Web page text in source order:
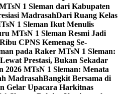
1 Sleman dari Kabupaten
MadrasahDari Ruang Kelas
1 Sleman Ikut Menulis
MTsN 1 Sleman Resmi Jadi
CPNS Kemenag Se-
pada Raker MTsN 1 Sleman:
Prestasi, Bukan Sekadar
2026 MTsN 1 Sleman: Menata
MadrasahBangkit Bersama di
Gelar Upacara Harkitnas